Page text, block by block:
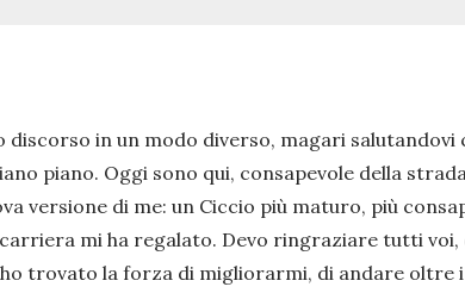
in un modo diverso, magari
piano. Oggi sono qui, consapevole della
versione di me: un Ciccio più maturo, più
mi ha regalato. Devo ringraziare tutti
trovato la forza di migliorarmi, di andare